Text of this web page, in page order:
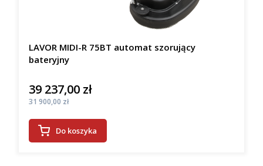
LAVOR MIDI-R 75BT automat szorujący
bateryjny
Cena
39 237,00 zł
Cena
31 900,00 zł
Do koszyka